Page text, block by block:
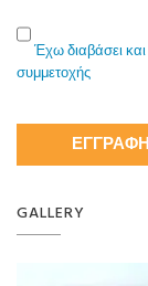
Έχω διαβάσει
συμμετοχής
GALLERY